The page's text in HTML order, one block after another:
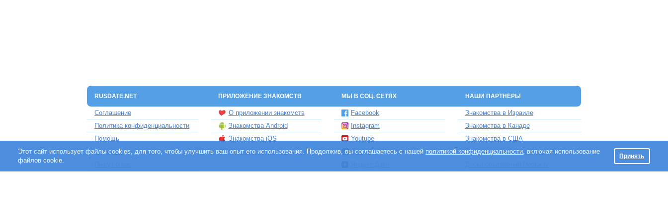
RUSDATE.NET ПРИЛОЖЕНИЕ ЗНАКОМСТВ МЫ В СОЦ. СЕТЯХ НАШИ ПАРТНЕРЫ
Соглашение
Политика конфиденциальности
Помощь
Контакты
О приложении знакомств
Знакомства Android
Знакомства iOS
Чат бот знакомств Елена
Facebook
Instagram
Youtube
TikTok
Знакомства в Израиле
Знакомства в Канаде
Знакомства в США
Знакомства в Великобритании
Этот сайт использует файлы cookies, для того, чтобы улучшить ваш опыт его использования. Продолжив, вы соглашаетесь с нашей политикой конфиденциальности, включая использование
файлов cookie.
Принять